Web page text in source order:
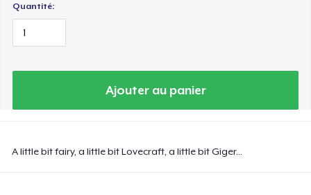
Quantité:
Ajouter au panier
A little bit fairy, a little bit Lovecraft, a little bit Giger...